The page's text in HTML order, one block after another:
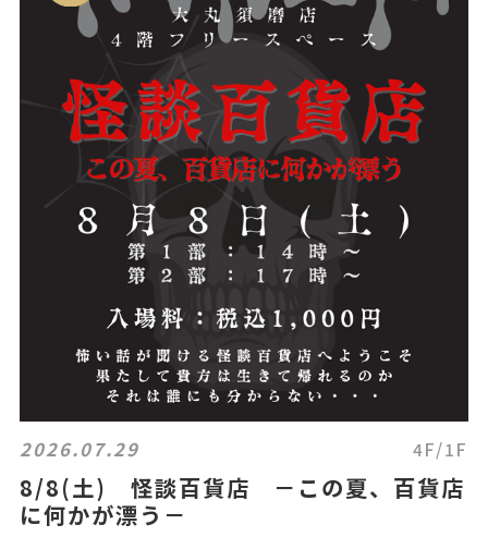
2026.07.29 4F/1F
8/8(土) 怪談百貨店 －この夏、百貨店
に何かが漂う－